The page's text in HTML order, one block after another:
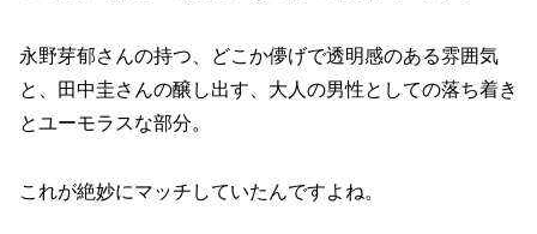
永野芽郁さんの持つ、どこか儚げで透明感のある雰囲気
と、田中圭さんの醸し出す、大人の男性としての落ち着き
とユーモラスな部分。
これが絶妙にマッチしていたんですよね。